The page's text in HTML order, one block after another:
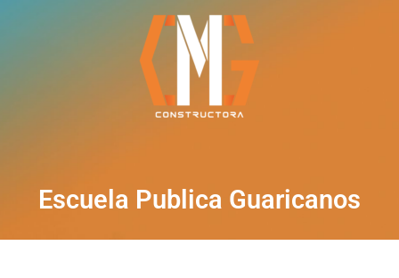
Escuela Publica Guaricanos